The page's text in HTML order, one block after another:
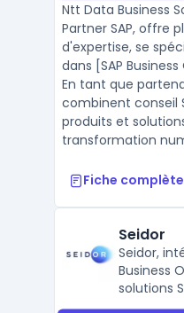
Ntt Data Business
Partner SAP, offre
d'expertise, se
dans [SAP
En tant que
combinent conseil
produits et
transformation
Fiche complète
Seidor
Seidor,
Business
solutions